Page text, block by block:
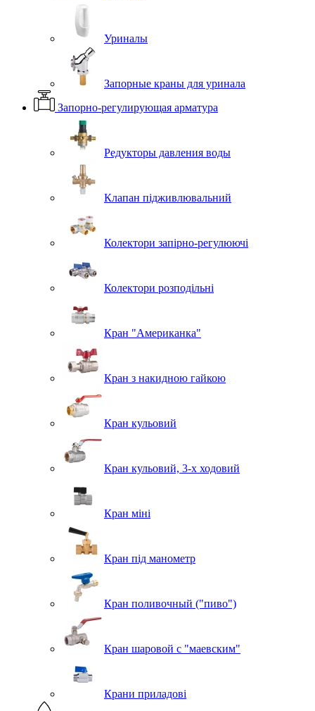
Уриналы
Запорные краны для уринала
Запорно-регулирующая арматура
Редукторы давления воды
Клапан підживлювальний
Колектори запірно-регулюючі
Колектори розподільні
Кран "Американка"
Кран з накидною гайкою
Кран кульовий
Кран кульовий, 3-х ходовий
Кран міні
Кран під манометр
Кран поливочный ("пиво")
Кран шаровой с "маевским"
Крани приладові